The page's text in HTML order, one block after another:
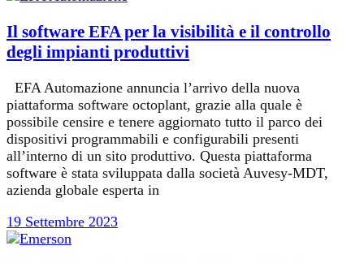
Il software EFA per la visibilità e il controllo
degli impianti produttivi
EFA Automazione annuncia l’arrivo della nuova
piattaforma software octoplant, grazie alla quale è
possibile censire e tenere aggiornato tutto il parco dei
dispositivi programmabili e configurabili presenti
all’interno di un sito produttivo. Questa piattaforma
software è stata sviluppata dalla società Auvesy-MDT,
azienda globale esperta in
19 Settembre 2023